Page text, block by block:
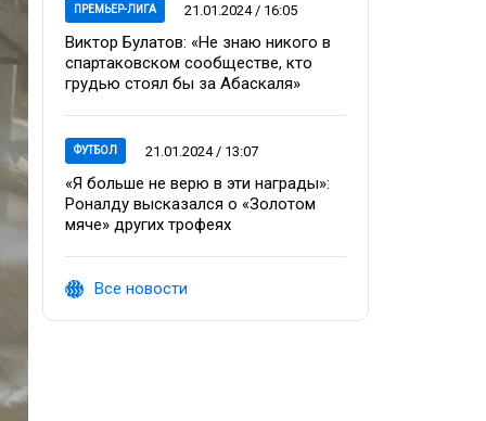
ПРЕМЬЕР-ЛИГА 21.01.2024 / 16:05
Виктор Булатов: «Не знаю никого в
спартаковском сообществе, кто
грудью стоял бы за Абаскаля»
ФУТБОЛ 21.01.2024 / 13:07
«Я больше не верю в эти награды»:
Роналду высказался о «Золотом
мяче» других трофеях
Все новости